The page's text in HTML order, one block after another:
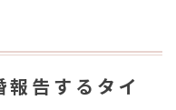
報告するタイ